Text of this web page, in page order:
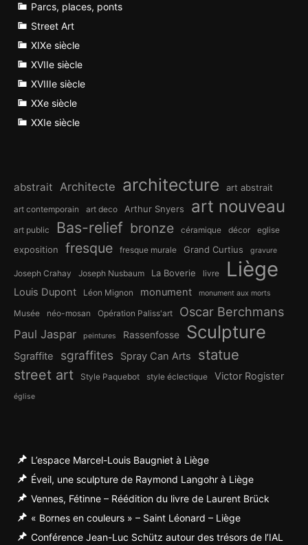
Parcs, places, ponts
Street Art
XIXe siècle
XVIIe siècle
XVIIIe siècle
XXe siècle
XXIe siècle
abstrait Architecte architecture art abstrait
art contemporain art deco Arthur Snyers art nouveau
art public Bas-relief bronze céramique décor eglise
exposition fresque fresque murale Grand Curtius gravure
Joseph Crahay Joseph Nusbaum La Boverie livre Liège
Louis Dupont Léon Mignon monument monument aux morts
Musée néo-mosan Opération Paliss'art Oscar Berchmans
Paul Jaspar peintures Rassenfosse Sculpture
Sgraffite sgraffites Spray Can Arts statue
street art Style Paquebot style éclectique Victor Rogister
église
L’espace Marcel-Louis Baugniet à Liège
Éveil, une sculpture de Raymond Langohr à Liège
Vennes, Fétinne – Réédition du livre de Laurent Brück
« Bornes en couleurs » – Saint Léonard – Liège
Conférence Jean-Luc Schütz autour des trésors de l’IAL